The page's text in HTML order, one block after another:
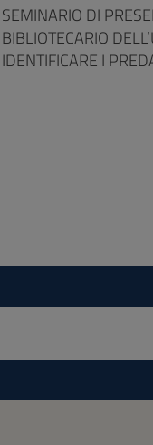
SEMINARIO DI
BIBLIOTECARIO
IDENTIFICARE I